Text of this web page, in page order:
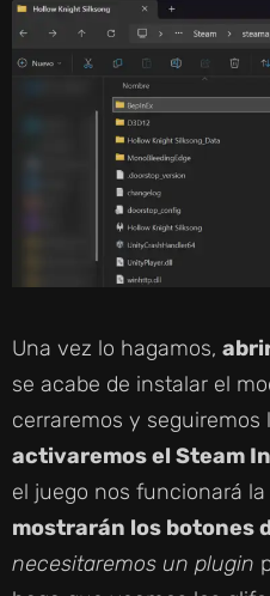
Una vez lo hagamos,
se acabe de instalar el
cerraremos y seguiremos
activaremos el Steam
el juego nos funcionará
mostrarán los botones
necesitaremos un plugin